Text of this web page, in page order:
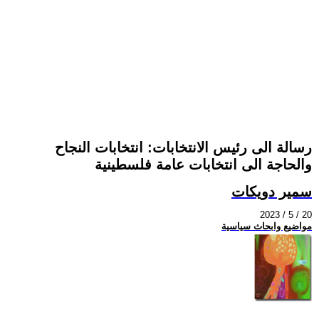
رسالة الى رئيس الانتخابات: انتخابات النجاح
والحاجة الى انتخابات عامة فلسطينية
سمير دويكات
2023 / 5 / 20
مواضيع وابحاث سياسية